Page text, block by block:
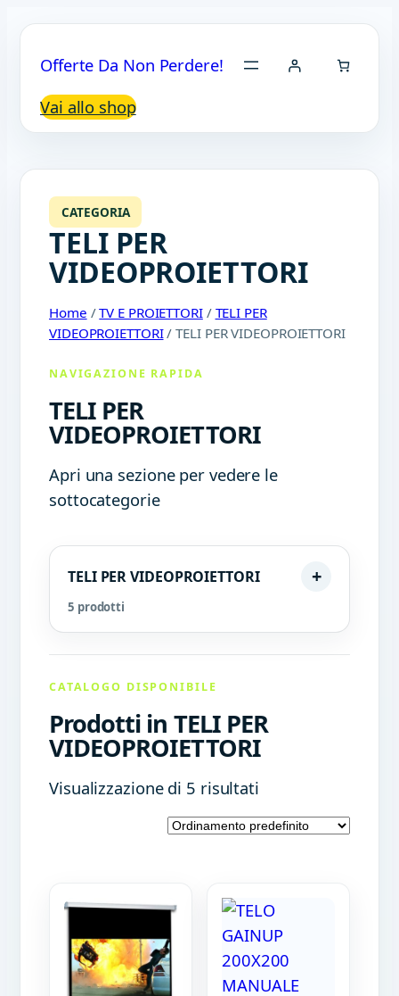
Offerte Da Non Perdere!
Vai allo shop
CATEGORIA
TELI PER
VIDEOPROIETTORI
Home /TV E PROIETTORI/ TELI PER
VIDEOPROIETTORI/ TELI PER VIDEOPROIETTORI
NAVIGAZIONE RAPIDA
TELI PER
VIDEOPROIETTORI
Apri una sezione per vedere le
sottocategorie
TELI PER VIDEOPROIETTORI
5 prodotti
CATALOGO DISPONIBILE
Prodotti in TELI PER
VIDEOPROIETTORI
Visualizzazione di 5 risultati